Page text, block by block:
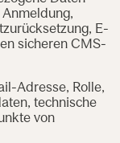
E-
sicheren CMS-
Adresse, Rolle,
technische
von